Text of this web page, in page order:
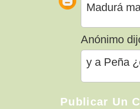
Madurá
Anónimo
y a Peña
Publicar Un